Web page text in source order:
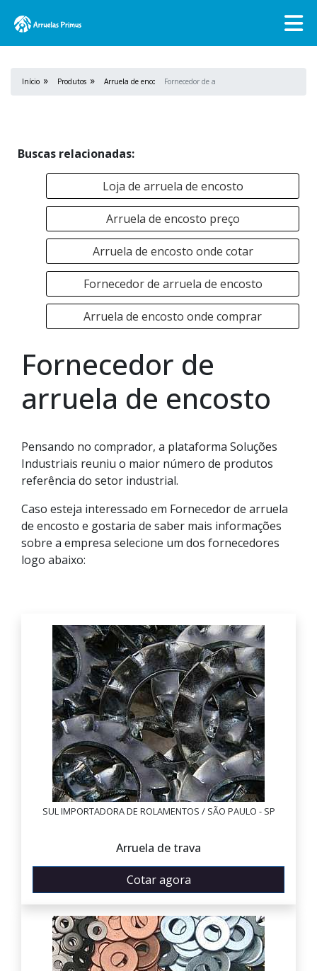
Início Produtos Arruela de encosto Fornecedor de arruela de encosto
Buscas relacionadas:
Loja de arruela de encosto
Arruela de encosto preço
Arruela de encosto onde cotar
Fornecedor de arruela de encosto
Arruela de encosto onde comprar
Fornecedor de
arruela de encosto
Pensando no comprador, a plataforma Soluções
Industriais reuniu o maior número de produtos
referência do setor industrial.
Caso esteja interessado em Fornecedor de arruela
de encosto e gostaria de saber mais informações
sobre a empresa selecione um dos fornecedores
logo abaixo:
SUL IMPORTADORA DE ROLAMENTOS / SÃO PAULO - SP
Arruela de trava
Cotar agora